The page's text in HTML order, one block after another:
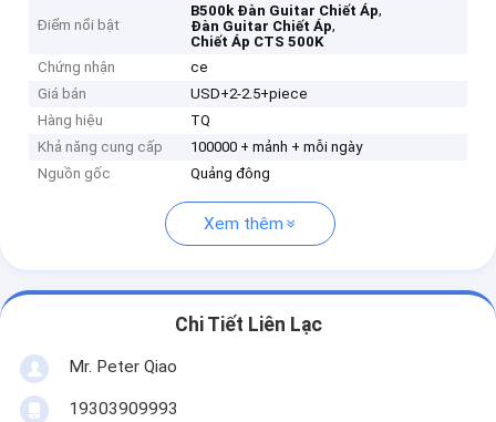
Điểm nổi bật
B500k Đàn Guitar Chiết Áp,
Đàn Guitar Chiết Áp,
Chiết Áp CTS 500K
Chứng nhận
ce
Giá bán
USD+2-2.5+piece
Hàng hiệu
TQ
Khả năng cung cấp
100000 + mảnh + mỗi ngày
Nguồn gốc
Quảng đông
Xem thêm
Chi Tiết Liên Lạc
Mr. Peter Qiao
19303909993